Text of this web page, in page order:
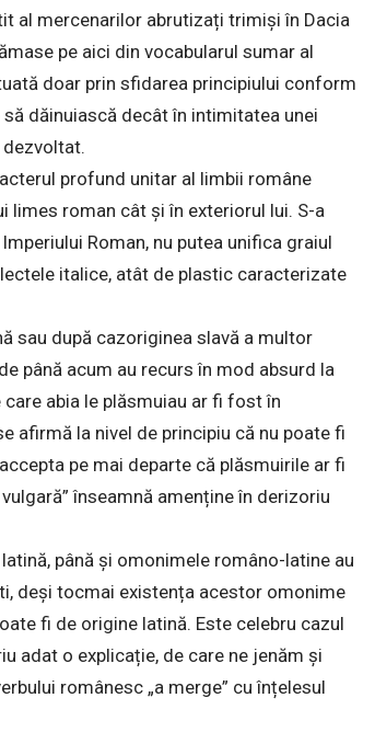
al mercenarilor abrutizați trimiși în Dacia
pe aici din vocabularul sumar al
doar prin sfidarea principiului conform
dăinuiască decât în intimitatea unei
dezvoltat.
profund unitar al limbii române
roman cât și în exteriorul lui. S-a
Roman, nu putea unifica graiul
italice, atât de plastic caracterizate
sau după cazoriginea slavă a multor
până acum au recurs în mod absurd la
abia le plăsmuiau ar fi fost în
afirmă la nivel de principiu că nu poate fi
pe mai departe că plăsmuirile ar fi
înseamnă amenține în derizoriu
până și omonimele româno-latine au
deși tocmai existența acestor omonime
fi de origine latină. Este celebru cazul
adat o explicație, de care ne jenăm și
românesc „a merge” cu înțelesul